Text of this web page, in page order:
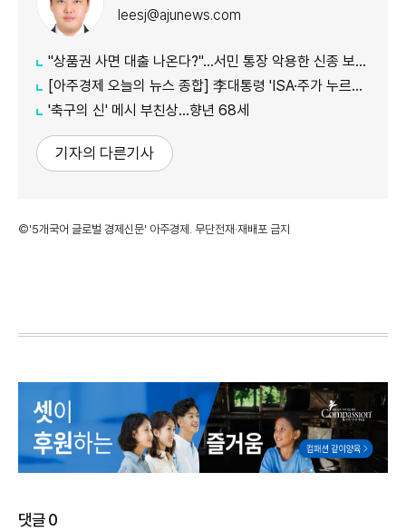
leesj@ajunews.com
"상품권 사면 대출 나온다?"…서민 통장 악용한 신종 보이스피싱
[아주경제 오늘의 뉴스 종합] 李대통령 'ISA·주가 누르기' 재검토…與 "환영" 野 "졸속 국정" 外
'축구의 신' 메시 부친상…향년 68세
기자의 다른기사
©'5개국어 글로벌 경제신문' 아주경제. 무단전재·재배포 금지
댓글0